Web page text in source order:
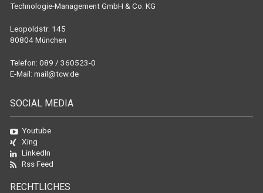
Technologie-Management GmbH & Co. KG
Leopoldstr. 145
80804 München
Telefon: 089 / 360523-0
E-Mail: mail@tcw.de
SOCIAL MEDIA
Youtube
Xing
LinkedIn
Rss Feed
RECHTLICHES